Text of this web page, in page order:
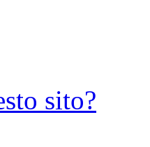
sito?